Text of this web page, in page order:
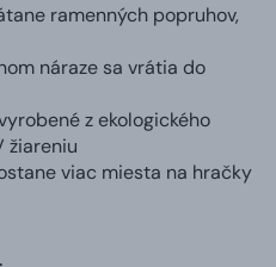
ramenných popruhov,
náraze sa vrátia do
z ekologického
žiareniu
viac miesta na hračky